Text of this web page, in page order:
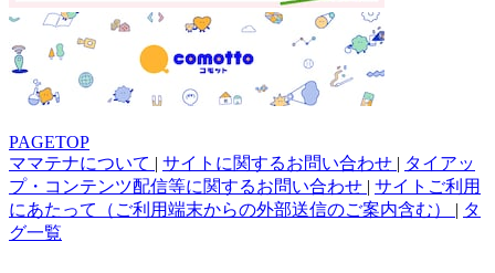
PAGETOP
ママテナについて | サイトに関するお問い合わせ | タイアッ
プ・コンテンツ配信等に関するお問い合わせ | サイトご利用
にあたって（ご利用端末からの外部送信のご案内含む） | タ
グ一覧